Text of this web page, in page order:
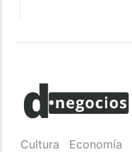
Cultura Economía